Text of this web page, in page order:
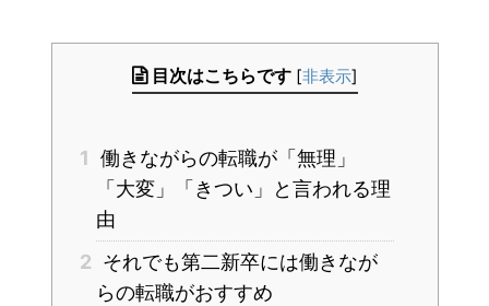
目次はこちらです [非表示]
1 働きながらの転職が「無理」
「大変」「きつい」と言われる理
由
2 それでも第二新卒には働きなが
らの転職がおすすめ